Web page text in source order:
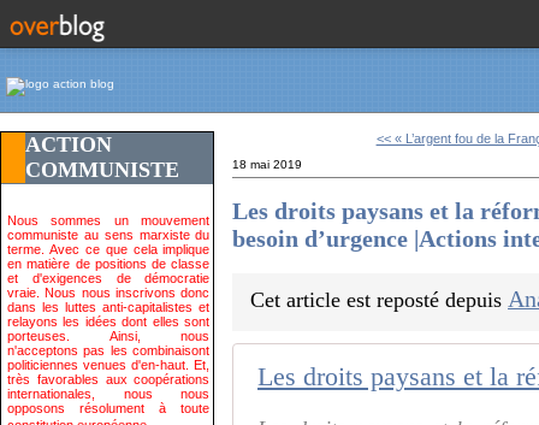
ACTION
COMMUNISTE
Nous sommes un mouvement
communiste au sens marxiste du
terme. Avec ce que cela implique
en matière de positions de classe
et d'exigences de démocratie
vraie. Nous nous inscrivons donc
dans les luttes anti-capitalistes et
relayons les idées dont elles sont
porteuses. Ainsi, nous
n'acceptons pas les combinaisont
politiciennes venues d'en-haut. Et,
très favorables aux coopérations
internationales, nous nous
opposons résolument à toute
<< « L’argent fou de la
18 mai 2019
Les droits paysans et la
besoin d’urgence |Actions
Cet article est reposté depuis